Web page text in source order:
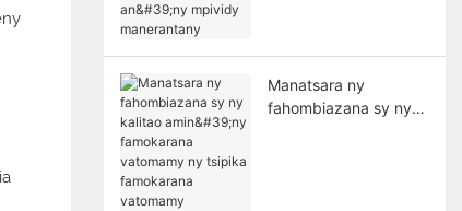
Manatsara ny
fahombiazana sy ny